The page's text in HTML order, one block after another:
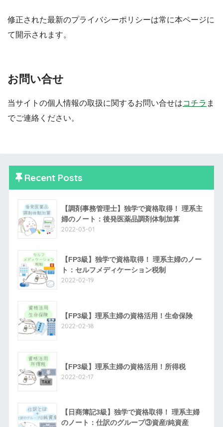
修正された最新のプライバシーポリシーは常に本ページに
て開示されます。
お問い合せ
当サイトの個人情報の取扱に関するお問い合せはコチラ ま
でご連絡ください。
Recent Posts
【調剤事務管理士】独学で資格取得！ 理系主
婦のノート：後発医薬品調剤体制加算
2022-03-01
【FP3級】独学で資格取得！ 理系主婦のノー
ト：セルフメディケーション税制
2022-02-19
【FP3級】理系主婦の資格活用！生命保険
2022-02-18
【FP3級】理系主婦の資格活用！所得税
2022-02-17
【日商簿記3級】独学で資格取得！ 理系主婦
のノート：仕訳のグループ③資産/純資産